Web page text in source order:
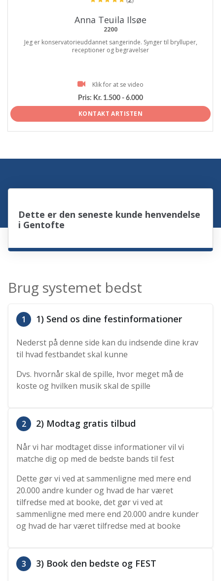
Anna Teuila Ilsøe
2200
Jeg er konservatorieuddannet sangerinde. Synger til brylluper,
receptioner og begravelser
Klik for at se video
Pris: Kr. 1.500 - 6.000
KONTAKT ARTISTEN
Dette er den seneste kunde henvendelse
i Gentofte
Brug systemet bedst
1 1) Send os dine festinformationer
Nederst på denne side kan du indsende dine krav
til hvad festbandet skal kunne
Dvs. hvornår skal de spille, hvor meget må de
koste og hvilken musik skal de spille
2 2) Modtag gratis tilbud
Når vi har modtaget disse informationer vil vi
matche dig op med de bedste bands til fest
Dette gør vi ved at sammenligne med mere end
20.000 andre kunder og hvad de har været
tilfredse med at booke, det gør vi ved at
sammenligne med mere end 20.000 andre kunder
og hvad de har været tilfredse med at booke
3 3) Book den bedste og FEST